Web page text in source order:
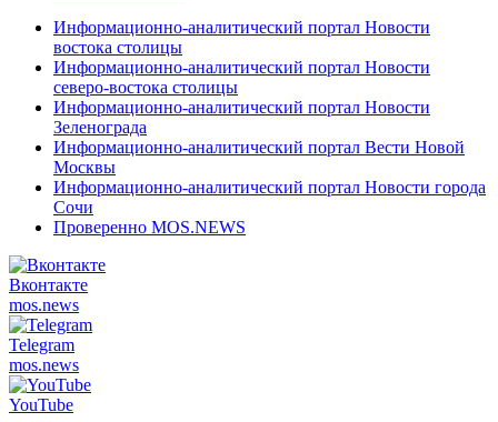
Информационно-аналитический портал Новости
востока столицы
Информационно-аналитический портал Новости
северо-востока столицы
Информационно-аналитический портал Новости
Зеленограда
Информационно-аналитический портал Вести Новой
Москвы
Информационно-аналитический портал Новости города
Сочи
Проверенно MOS.NEWS
Вконтакте
mos.news
Telegram
mos.news
YouTube